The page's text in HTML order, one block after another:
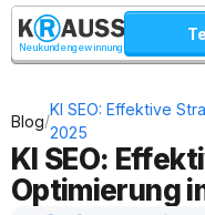
Neukundengewinnung
Blog/
KI SEO: Effektive
2025
KI SEO:
Optimierung